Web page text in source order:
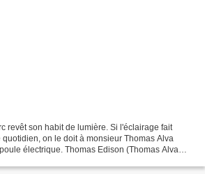
revêt son habit de lumière. Si l'éclairage fait
on le doit à monsieur Thomas Alva
électrique. Thomas Edison (Thomas Alva